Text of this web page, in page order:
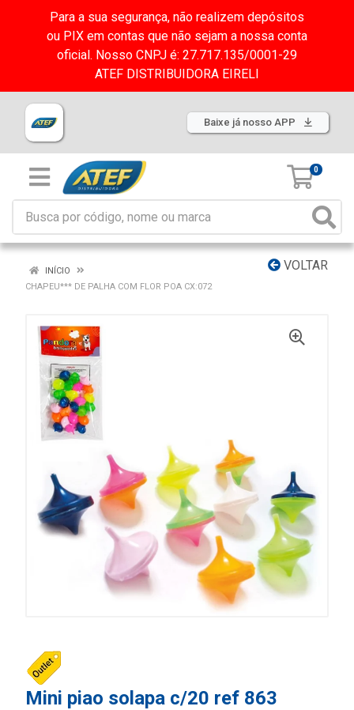
Para a sua segurança, não realizem depósitos
ou PIX em contas que não sejam a nossa conta
oficial. Nosso CNPJ é: 27.717.135/0001-29
ATEF DISTRIBUIDORA EIRELI
Baixe já nosso APP
0
VOLTAR
INÍCIO
CHAPEU*** DE PALHA COM FLOR POA CX:072
Mini piao solapa c/20 ref 863